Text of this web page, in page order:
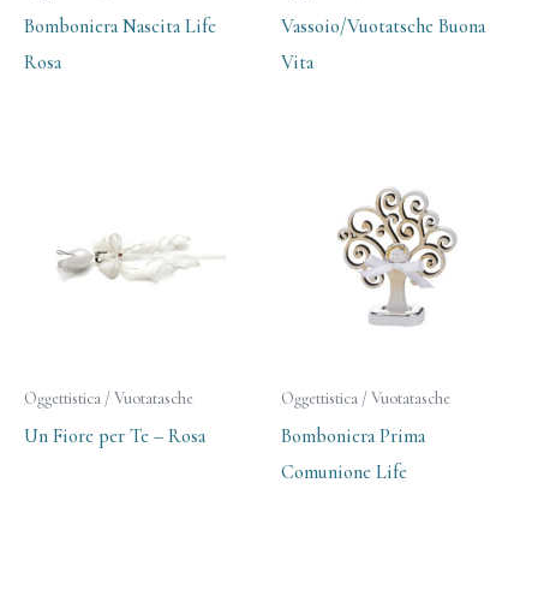
Bomboniera Nascita Life
Rosa
Vassoio/Vuotatsche Buona
Vita
Oggettistica / Vuotatasche
Un Fiore per Te – Rosa
Oggettistica / Vuotatasche
Bomboniera Prima
Comunione Life